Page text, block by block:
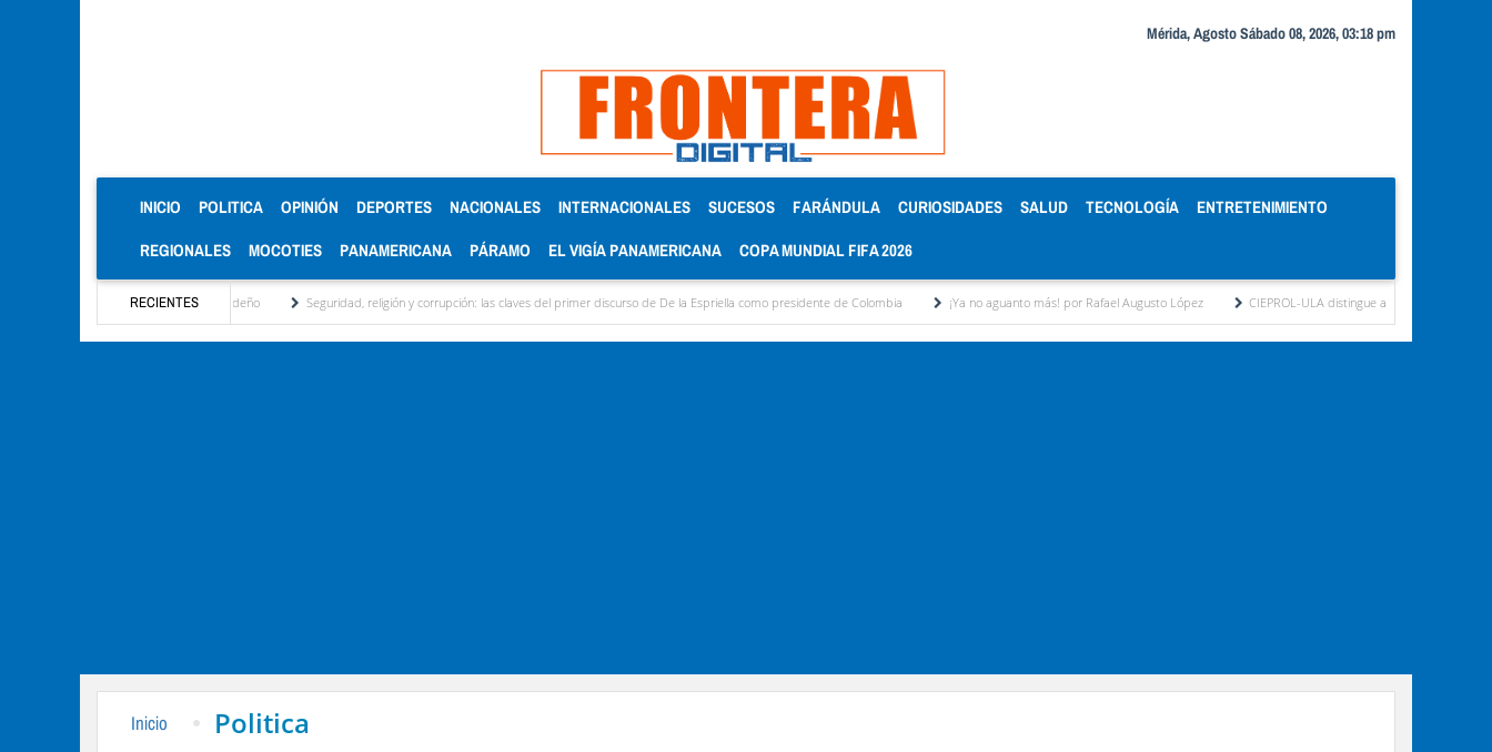
Mérida, Agosto Sábado 08, 2026, 03:18 pm
INICIO (CURRENT)
POLITICA OPINIÓN DEPORTES NACIONALES INTERNACIONALES SUCESOS FARÁNDULA CURIOSIDADES SALUD TECNOLOGÍA ENTRETENIMIENTO
REGIONALES MOCOTIES PANAMERICANA PÁRAMO EL VIGÍA PANAMERICANA COPA MUNDIAL FIFA 2026
RECIENTES
motor turístico merideño Seguridad, religión y corrupción: las claves del primer discurso de De la Espriella como presidente de Colombia ¡Ya no aguanto más! por Rafael Augusto López CIEPROL-ULA distingue al municipio Zea como "Municipio
Inicio Politica